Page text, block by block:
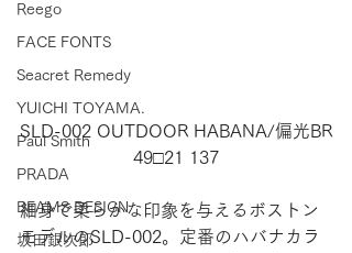
Reego
FACE FONTS
Seacret Remedy
YUICHI TOYAMA.
Paul Smith
PRADA
BEAMS DESIGN
坂田銀次郎
SLD-002 OUTDOOR HABANA/偏光BR
49□21 137
細身で柔らかな印象を与えるボストン
モデルのSLD-002。定番のハバナカラ